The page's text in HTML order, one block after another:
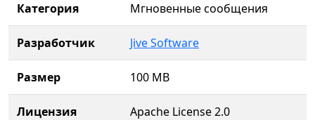
Категория Мгновенные сообщения
Разработчик Jive Software
Размер 100 MB
Лицензия Apache License 2.0